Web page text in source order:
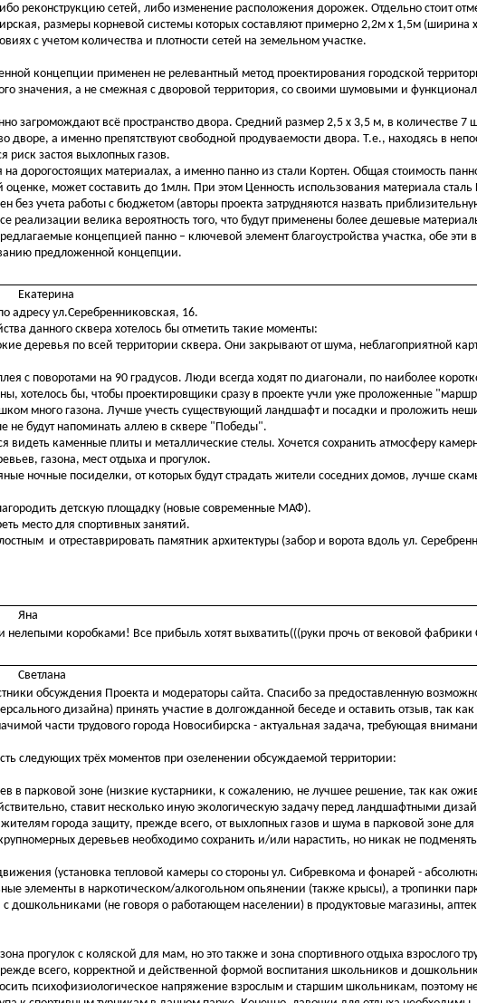
реконструкцию сетей, либо изменение расположения дорожек. Отдельно стоит
размеры корневой системы которых составляют примерно 2,2м х 1,5м (ширина х
с учетом количества и плотности сетей на земельном участке.
концепции применен не релевантный метод проектирования городской
значения, а не смежная с дворовой территория, со своими шумовыми и
загромождают всё пространство двора. Средний размер 2,5 х 3,5 м, в количестве 7
дворе, а именно препятствуют свободной продуваемости двора. Т.е., находясь в
риск застоя выхлопных газов.
дорогостоящих материалах, а именно панно из стали Кортен. Общая стоимость
может составить до 1млн. При этом Ценность использования материала
без учета работы с бюджетом (авторы проекта затрудняются назвать
реализации велика вероятность того, что будут применены более дешевые
концепцией панно – ключевой элемент благоустройства участка, обе эти
предложенной концепции.
Екатерина
адресу ул.Серебренниковская, 16.
данного сквера хотелось бы отметить такие моменты:
деревья по всей территории сквера. Они закрывают от шума, неблагоприятной
с поворотами на 90 градусов. Люди всегда ходят по диагонали, по наиболее
хотелось бы, чтобы проектировщики сразу в проекте учли уже проложенные
много газона. Лучше учесть существующий ландшафт и посадки и проложить
не будут напоминать аллею в сквере "Победы".
видеть каменные плиты и металлические стелы. Хочется сохранить атмосферу
газона, мест отдыха и прогулок.
ночные посиделки, от которых будут страдать жители соседних домов, лучше
детскую площадку (новые современные МАФ).
место для спортивных занятий.
и отреставрировать памятник архитектуры (забор и ворота вдоль ул.
Яна
нелепыми коробками! Все прибыль хотят выхватить(((руки прочь от вековой
Светлана
обсуждения Проекта и модераторы сайта. Спасибо за предоставленную
дизайна) принять участие в долгожданной беседе и оставить отзыв, так
части трудового города Новосибирска - актуальная задача, требующая
следующих трёх моментов при озеленении обсуждаемой территории:
в парковой зоне (низкие кустарники, к сожалению, не лучшее решение, так как
ставит несколько иную экологическую задачу перед ландшафтными
города защиту, прежде всего, от выхлопных газов и шума в парковой зоне для
деревьев необходимо сохранить и/или нарастить, но никак не
(установка тепловой камеры со стороны ул. Сибревкома и фонарей -
элементы в наркотическом/алкогольном опьянении (также крысы), а тропинки
дошкольниками (не говоря о работающем населении) в продуктовые магазины,
прогулок с коляской для мам, но это также и зона спортивного отдыха взрослого
всего, корректной и действенной формой воспитания школьников и
психофизиологическое напряжение взрослым и старшим школьникам, поэтому